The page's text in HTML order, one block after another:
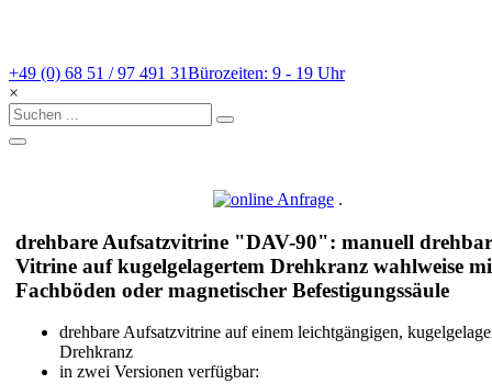
+49 (0) 68 51 / 97 491 31Bürozeiten: 9 - 19 Uhr
×
.
drehbare Aufsatzvitrine "DAV-90": manuell
Vitrine auf kugelgelagertem Drehkranz wahlweise
Fachböden oder magnetischer Befestigungssäule
drehbare Aufsatzvitrine auf einem leichtgängigen,
Drehkranz
in zwei Versionen verfügbar: